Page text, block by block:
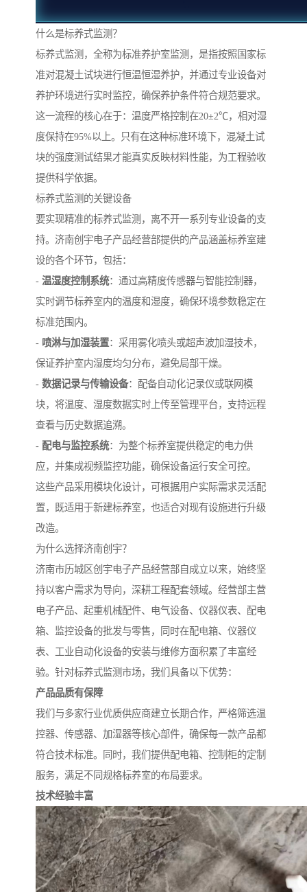
什么是标养式监测？
标养式监测，全称为标准养护室监测，是指按照国家标
准对混凝土试块进行恒温恒湿养护，并通过专业设备对
养护环境进行实时监控，确保养护条件符合规范要求。
这一流程的核心在于：温度严格控制在20±2℃，相对湿
度保持在95%以上。只有在这种标准环境下，混凝土试
块的强度测试结果才能真实反映材料性能，为工程验收
提供科学依据。
标养式监测的关键设备
要实现精准的标养式监测，离不开一系列专业设备的支
持。济南创宇电子产品经营部提供的产品涵盖标养室建
设的各个环节，包括：
- 温湿度控制系统：通过高精度传感器与智能控制器，
实时调节标养室内的温度和湿度，确保环境参数稳定在
标准范围内。
- 喷淋与加湿装置：采用雾化喷头或超声波加湿技术，
保证养护室内湿度均匀分布，避免局部干燥。
- 数据记录与传输设备：配备自动化记录仪或联网模
块，将温度、湿度数据实时上传至管理平台，支持远程
查看与历史数据追溯。
- 配电与监控系统：为整个标养室提供稳定的电力供
应，并集成视频监控功能，确保设备运行安全可控。
这些产品采用模块化设计，可根据用户实际需求灵活配
置，既适用于新建标养室，也适合对现有设施进行升级
改造。
为什么选择济南创宇？
济南市历城区创宇电子产品经营部自成立以来，始终坚
持以客户需求为导向，深耕工程配套领域。经营部主营
电子产品、起重机械配件、电气设备、仪器仪表、配电
箱、监控设备的批发与零售，同时在配电箱、仪器仪
表、工业自动化设备的安装与维修方面积累了丰富经
验。针对标养式监测市场，我们具备以下优势：
产品品质有保障
我们与多家行业优质供应商建立长期合作，严格筛选温
控器、传感器、加湿器等核心部件，确保每一款产品都
符合技术标准。同时，我们提供配电箱、控制柜的定制
服务，满足不同规格标养室的布局要求。
技术经验丰富